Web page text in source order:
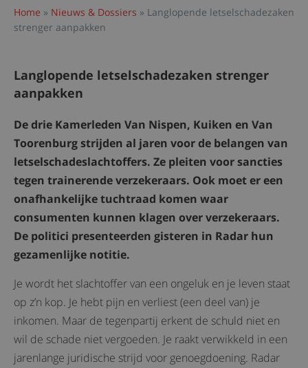
Home » Nieuws & Dossiers » Langlopende letselschadezaken
strenger aanpakken
Langlopende letselschadezaken strenger
aanpakken
De drie Kamerleden Van Nispen, Kuiken en Van
Toorenburg strijden al jaren voor de belangen van
letselschadeslachtoffers. Ze pleiten voor sancties
tegen trainerende verzekeraars. Ook moet er een
onafhankelijke tuchtraad komen waar
consumenten kunnen klagen over verzekeraars.
De politici presenteerden gisteren in Radar hun
gezamenlijke notitie.
Je wordt het slachtoffer van een ongeluk en je leven staat
op z’n kop. Je hebt pijn en verliest (een deel van) je
inkomen. Maar de tegenpartij erkent de schuld niet en
wil de schade niet vergoeden. Je raakt verwikkeld in een
jarenlange juridische strijd voor genoegdoening. Radar